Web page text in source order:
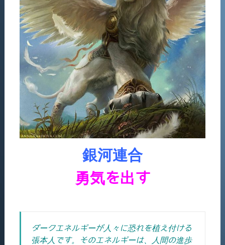
銀河連合
勇気を出す
ダークエネルギーが人々に恐れを植え付ける
張本人です。そのエネルギーは、人間の進歩